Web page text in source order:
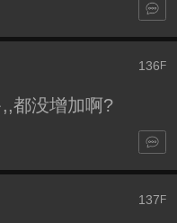
136 F
都没增加啊?
137F